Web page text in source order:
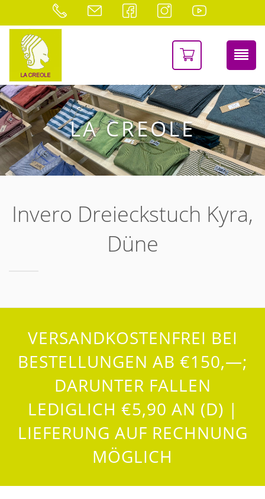
LA CREOLE
Invero Dreieckstuch Kyra,
Düne
VERSANDKOSTENFREI BEI
BESTELLUNGEN AB €150,—;
DARUNTER FALLEN
LEDIGLICH €5,90 AN (D) |
LIEFERUNG AUF RECHNUNG
MÖGLICH